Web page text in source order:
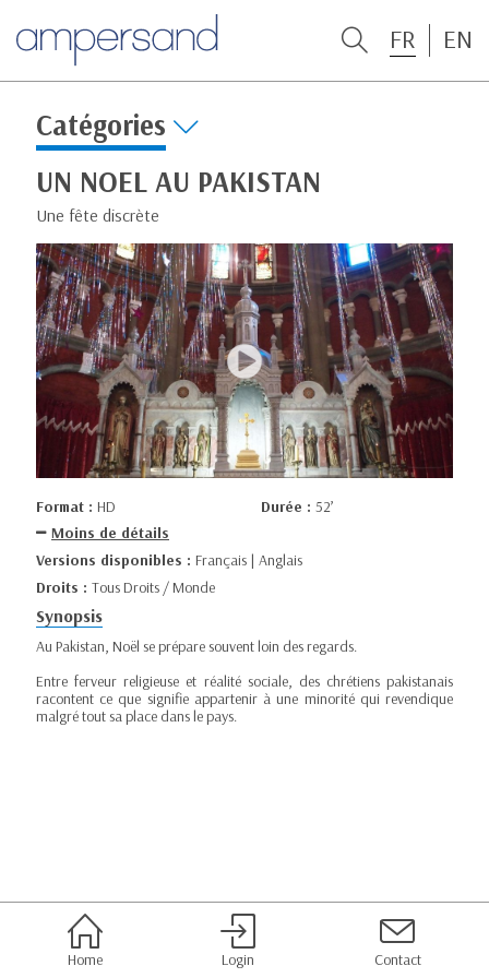
FR EN
Catégories
UN NOEL AU PAKISTAN
Une fête discrète
Format : HD Durée : 52’
Moins de détails
Versions disponibles : Français | Anglais
Droits : Tous Droits / Monde
Synopsis
Au Pakistan, Noël se prépare souvent loin des regards.
Entre ferveur religieuse et réalité sociale, des chrétiens pakistanais
racontent ce que signifie appartenir à une minorité qui revendique
malgré tout sa place dans le pays.
Home Login Contact